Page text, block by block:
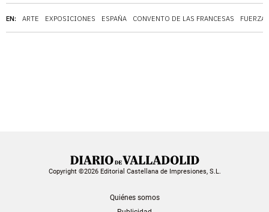
EN: ARTE EXPOSICIONES ESPAÑA CONVENTO DE LAS FRANCESAS
Copyright ©2026 Editorial Castellana de Impresiones, S.L.
Quiénes somos